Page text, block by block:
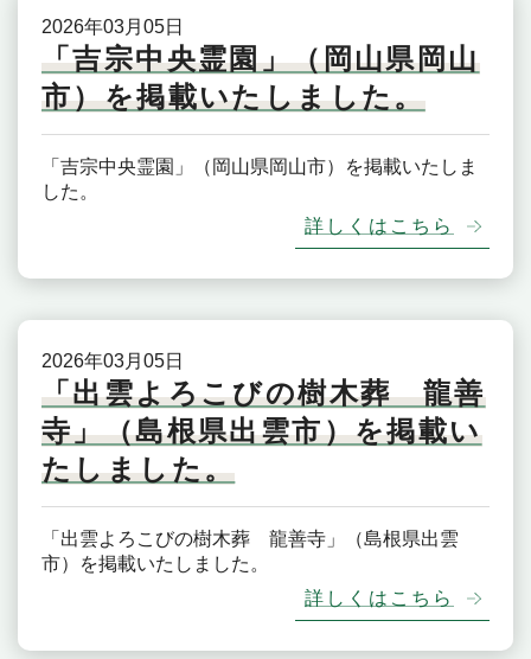
「吉宗中央霊園」（岡山県岡山
市）を掲載いたしました。
2026年03月05日
「吉宗中央霊園」（岡山県岡山市）を掲載いたしま
した。
詳しくはこちら
「出雲よろこびの樹木葬 龍善
寺」（島根県出雲市）を掲載い
たしました。
2026年03月05日
「出雲よろこびの樹木葬 龍善寺」（島根県出雲
市）を掲載いたしました。
詳しくはこちら